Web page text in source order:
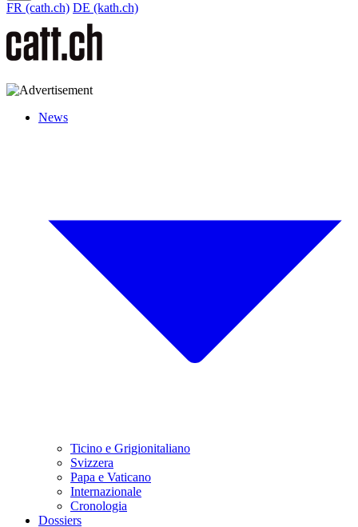
FR (cath.ch) DE (kath.ch)
News
Ticino e Grigionitaliano
Svizzera
Papa e Vaticano
Internazionale
Cronologia
Dossiers